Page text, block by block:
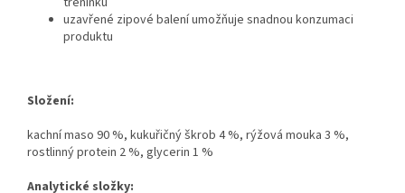
uzavřené zipové balení umožňuje snadnou konzumaci
produktu
Složení:
kachní maso 90 %, kukuřičný škrob 4 %, rýžová mouka 3 %,
rostlinný protein 2 %, glycerin 1 %
Analytické složky: